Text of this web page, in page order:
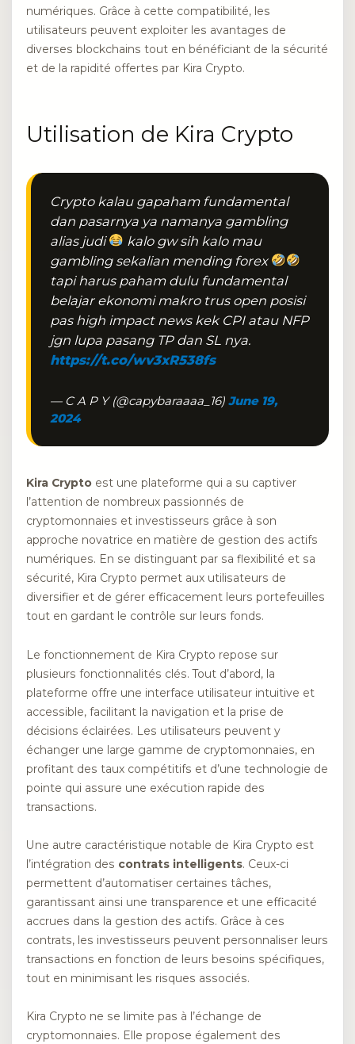
numériques. Grâce à cette compatibilité, les
utilisateurs peuvent exploiter les avantages de
diverses blockchains tout en bénéficiant de la sécurité
et de la rapidité offertes par Kira Crypto.
Utilisation de Kira Crypto
Crypto kalau gapaham fundamental
dan pasarnya ya namanya gambling
alias judi
kalo gw sih kalo mau
gambling sekalian mending forex
tapi harus paham dulu fundamental
belajar ekonomi makro trus open posisi
pas high impact news kek CPI atau NFP
jgn lupa pasang TP dan SL nya.
https://t.co/wv3xR538fs
— C A P Y (@capybaraaaa_16) June 19,
2024
Kira Crypto est une plateforme qui a su captiver
l’attention de nombreux passionnés de
cryptomonnaies et investisseurs grâce à son
approche novatrice en matière de gestion des actifs
numériques. En se distinguant par sa flexibilité et sa
sécurité, Kira Crypto permet aux utilisateurs de
diversifier et de gérer efficacement leurs portefeuilles
tout en gardant le contrôle sur leurs fonds.
Le fonctionnement de Kira Crypto repose sur
plusieurs fonctionnalités clés. Tout d’abord, la
plateforme offre une interface utilisateur intuitive et
accessible, facilitant la navigation et la prise de
décisions éclairées. Les utilisateurs peuvent y
échanger une large gamme de cryptomonnaies, en
profitant des taux compétitifs et d’une technologie de
pointe qui assure une exécution rapide des
transactions.
Une autre caractéristique notable de Kira Crypto est
l’intégration des contrats intelligents. Ceux-ci
permettent d’automatiser certaines tâches,
garantissant ainsi une transparence et une efficacité
accrues dans la gestion des actifs. Grâce à ces
contrats, les investisseurs peuvent personnaliser leurs
transactions en fonction de leurs besoins spécifiques,
tout en minimisant les risques associés.
Kira Crypto ne se limite pas à l’échange de
cryptomonnaies. Elle propose également des